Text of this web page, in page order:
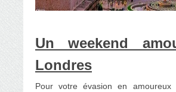
Un weekend
Londres
Pour votre évasion en